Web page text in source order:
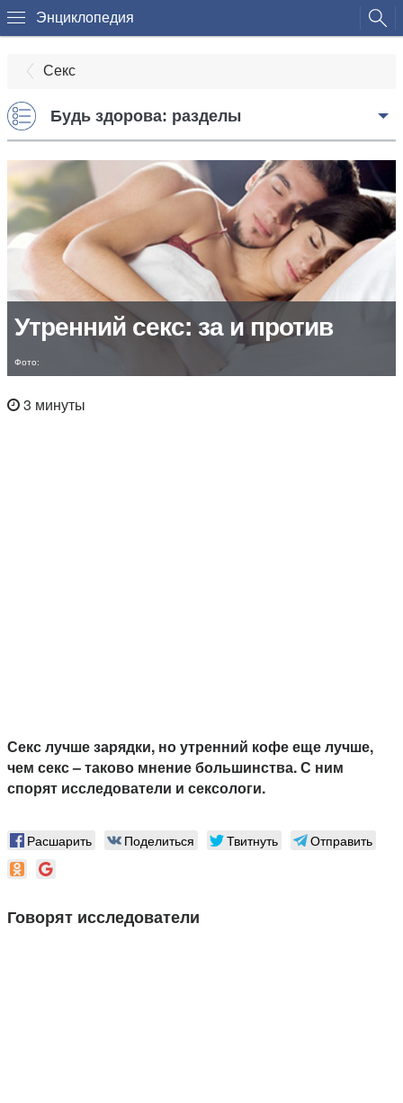
Энциклопедия
Секс
Будь здорова: разделы
Утренний секс: за и против
Фото:
3 минуты
Секс лучше зарядки, но утренний кофе еще лучше,
чем секс – таково мнение большинства. С ним
спорят исследователи и сексологи.
Расшарить Поделиться Твитнуть Отправить
Говорят исследователи